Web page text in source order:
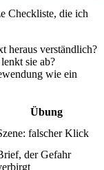
Checkliste,⁢ die ich
​heraus verständlich?
⁣sie ab?
⁣wie ein
Übung
falscher Klick
der ​Gefahr‍